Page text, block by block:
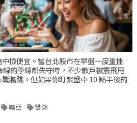
撿便宜。當台北股市在早盤一度重挫
的季線都失守時，不少散戶被震飛甩
膽跳。但如果你盯緊盤中 10 點半後的
聯亞 雙鴻